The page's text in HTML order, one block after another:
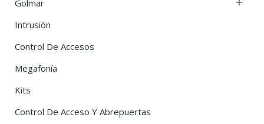
Golmar

Intrusión
Control De Accesos
Megafonía
Kits
Control De Acceso Y Abrepuertas